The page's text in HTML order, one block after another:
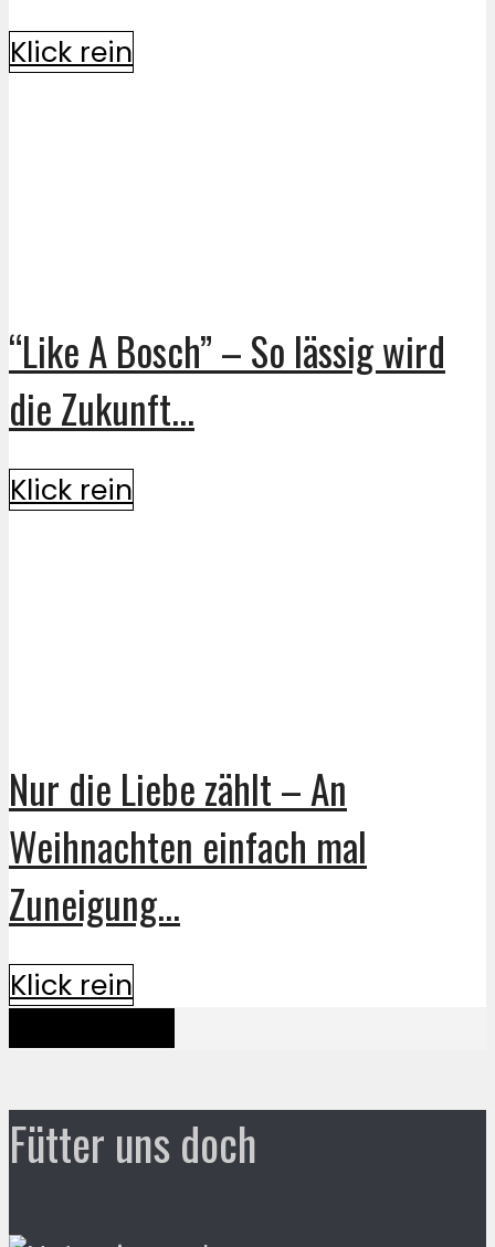
Klick rein
“Like A Bosch” – So lässig wird
die Zukunft...
Klick rein
Nur die Liebe zählt – An
Weihnachten einfach mal
Zuneigung...
Klick rein
Fütter uns doch